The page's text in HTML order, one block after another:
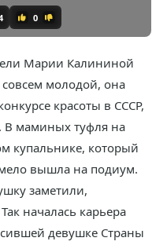
0
Марии Калининой
молодой, она
красоты в СССР,
В маминых туфля на
купальнике, который
вышла на подиум.
заметили,
началась карьера
девушке Страны